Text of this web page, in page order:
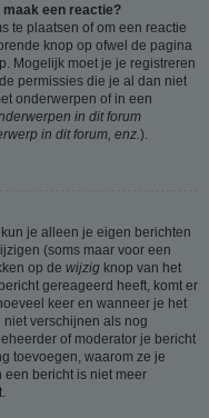
maak een reactie?
te plaatsen of om een reactie
knop op ofwel de pagina
Mogelijk moet je je registreren
permissies die je al dan niet
onderwerpen of in een
in dit forum
in dit forum, enz. ).
je alleen je eigen berichten
(soms maar voor een
op de wijzig knop van het
gereageerd heeft, komt er
keer en wanneer je het
verschijnen als nog
of moderator je bericht
toevoegen, waarom ze je
bericht is niet meer